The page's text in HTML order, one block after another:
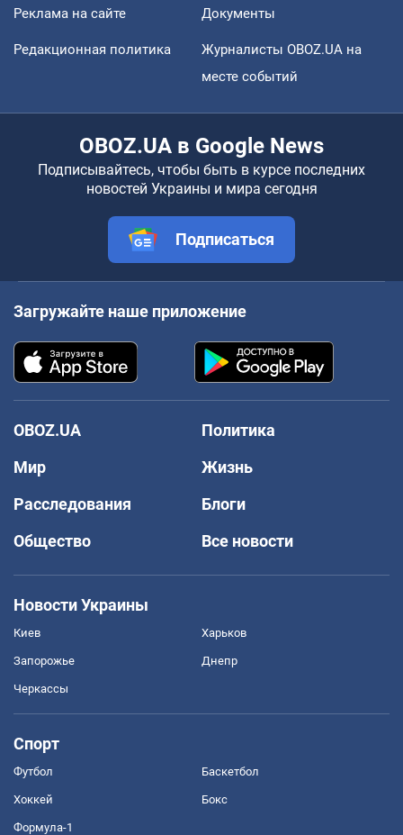
Реклама на сайте Документы
Редакционная политика
Журналисты OBOZ.UA на
месте событий
OBOZ.UA в Google News
Подписывайтесь, чтобы быть в курсе последних
новостей Украины и мира сегодня
Подписаться
Загружайте наше приложение
OBOZ.UA
Политика
Мир
Жизнь
Расследования
Блоги
Общество
Все новости
Новости Украины
Киев Харьков
Запорожье Днепр
Черкассы
Спорт
Футбол Баскетбол
Хоккей Бокс
Формула-1